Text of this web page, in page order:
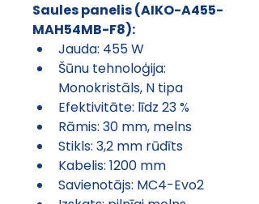
Saules panelis (AIKO-A455-
MAH54MB-F8):
Jauda: 455 W
Šūnu tehnoloģija:
Monokristāls, N tipa
Efektivitāte: līdz 23 %
Rāmis: 30 mm, melns
Stikls: 3,2 mm rūdīts
Kabelis: 1200 mm
Savienotājs: MC4-Evo2